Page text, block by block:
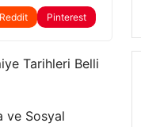
Reddit Pinterest
Tarihleri Belli
ve Sosyal